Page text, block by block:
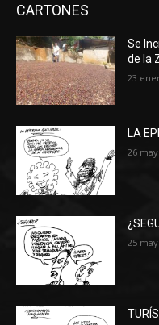
CARTONES
Se
de la
23
LA
26
25